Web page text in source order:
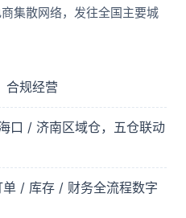
集散网络，发往全国主要城
合规经营
口 / 济南区域仓，五仓联动
/ 库存 / 财务全流程数字